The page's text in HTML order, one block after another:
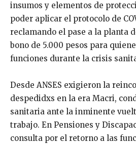
insumos y elementos de
poder aplicar el protocolo de
reclamando el pase a la planta
bono de 5.000 pesos para
funciones durante la crisis
Desde ANSES exigieron la
despedidxs en la era Macri,
sanitaria ante la inminente
trabajo. En Pensiones y
consulta por el retorno a las